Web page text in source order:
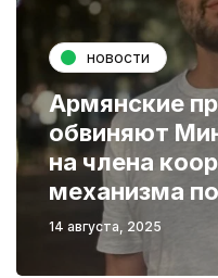
новости
Армянские
обвиняют
на члена
механизма
14 августа, 2025